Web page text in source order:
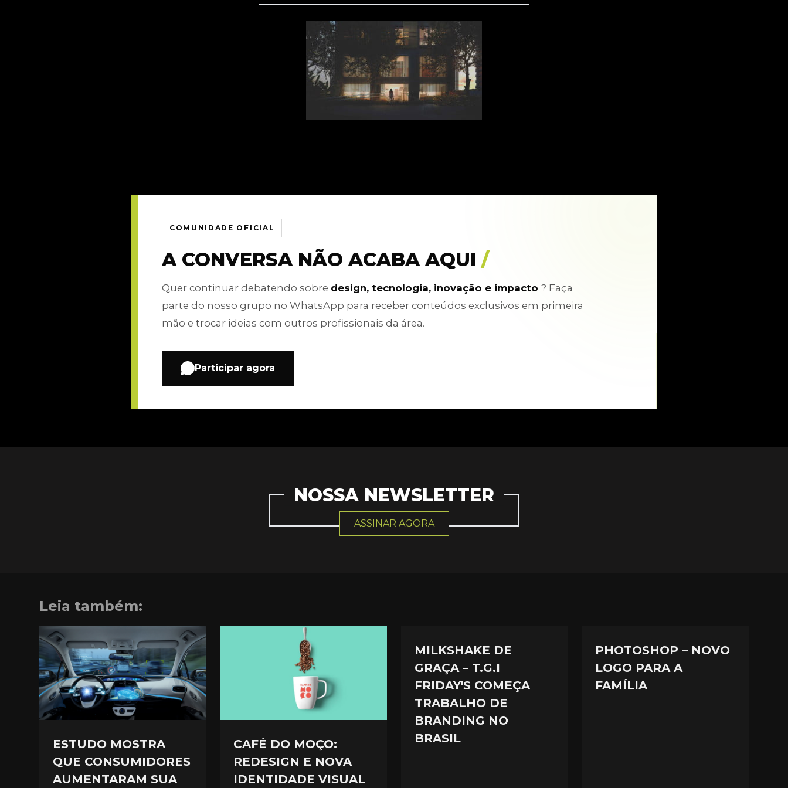
COMUNIDADE OFICIAL
A CONVERSA NÃO ACABA AQUI /
Quer continuar debatendo sobre design, tecnologia, inovação e impacto ? Faça
parte do nosso grupo no WhatsApp para receber conteúdos exclusivos em primeira
mão e trocar ideias com outros profissionais da área.
Participar agora
NOSSA NEWSLETTER
ASSINAR AGORA
Leia também:
ESTUDO MOSTRA
QUE CONSUMIDORES
AUMENTARAM SUA
CAFÉ DO MOÇO:
REDESIGN E NOVA
IDENTIDADE VISUAL
MILKSHAKE DE
GRAÇA – T.G.I
FRIDAY'S COMEÇA
TRABALHO DE
BRANDING NO
BRASIL
PHOTOSHOP – NOVO
LOGO PARA A
FAMÍLIA